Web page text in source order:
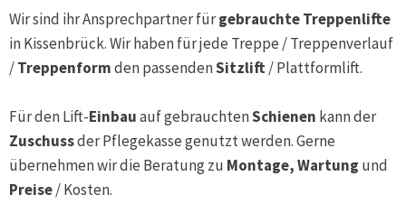
Wir sind ihr Ansprechpartner fürgebrauchte Treppenlifte
inKissenbrück. Wir haben für jede Treppe / Treppenverlauf
/Treppenformden passendenSitzlift/ Plattformlift.
Für den Lift-Einbauauf gebrauchtenSchienen kann der
Zuschussder Pflegekasse genutzt werden. Gerne
übernehmen wir die Beratung zu Montage, Wartung und
Preise/ Kosten.